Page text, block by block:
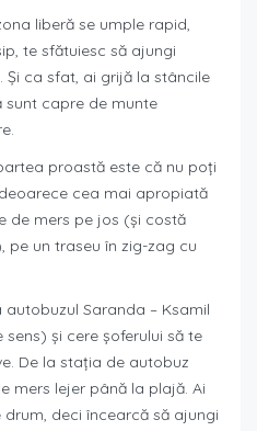
liberă se umple rapid,
te sfătuiesc să ajungi
ca sfat, ai grijă la stâncile
sunt capre de munte
proastă este că nu poți
cea mai apropiată
de mers pe jos (și costă
pe un traseu în zig-zag cu
Saranda – Ksamil
și cere șoferului să te
De la stația de autobuz
mers lejer până la plajă. Ai
deci încearcă să ajungi